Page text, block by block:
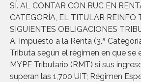
SÍ. AL CONTAR CON RUC EN
CATEGORÍA, EL TITULAR REINFO
SIGUIENTES OBLIGACIONES
A. Impuesto a la Renta (3.ª
Tributa según el régimen en que se
MYPE Tributario (RMT) si sus
superan las 1,700 UIT; Régimen